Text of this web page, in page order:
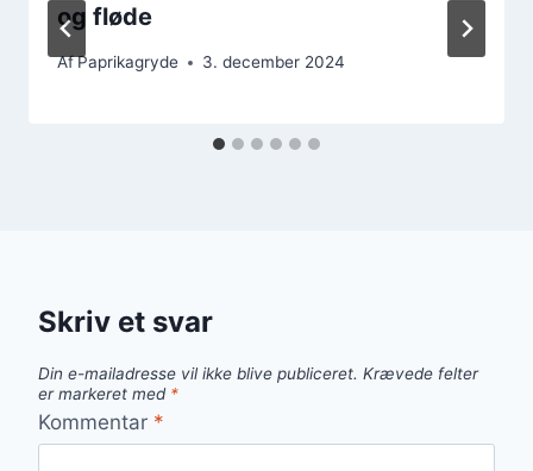
og fløde
AfPaprikagryde 3. december 2024
Skriv et svar
Din e-mailadresse vil ikke blive publiceret. Krævede felter
er markeret med *
Kommentar *